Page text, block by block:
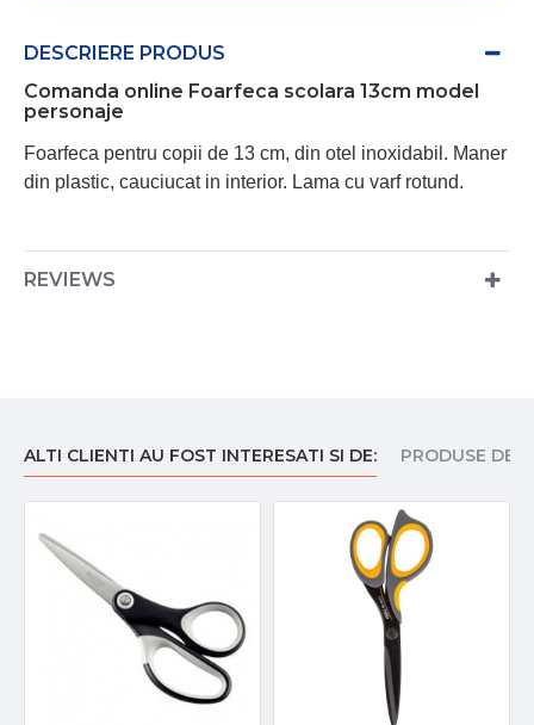
DESCRIERE PRODUS
Comanda online Foarfeca scolara 13cm model
personaje
Foarfeca pentru copii de 13 cm, din otel inoxidabil. Maner
din plastic, cauciucat in interior. Lama cu varf rotund.
REVIEWS
ALTI CLIENTI AU FOST INTERESATI SI DE: PRODUSE DE